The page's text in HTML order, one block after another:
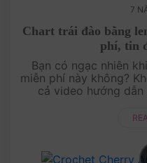
7
Chart trái đào bằng
phí, tin
Bạn có ngạc nhiên
miễn phí này không?
cả video hướng